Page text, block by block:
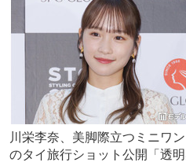
川栄李奈、美脚際立つミニワ
のタイ旅行ショット公開「透